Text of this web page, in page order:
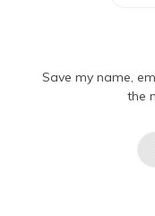
Save my name,
the